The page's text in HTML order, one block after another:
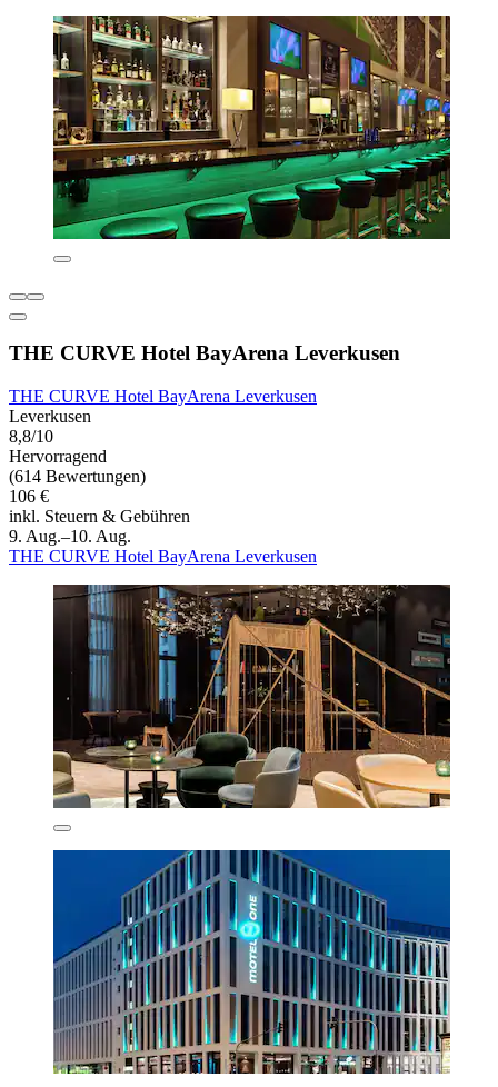
THE CURVE Hotel BayArena Leverkusen
THE CURVE Hotel BayArena Leverkusen
Leverkusen
8,8/10
Hervorragend
(614 Bewertungen)
106 €
inkl. Steuern & Gebühren
9. Aug.–10. Aug.
THE CURVE Hotel BayArena Leverkusen